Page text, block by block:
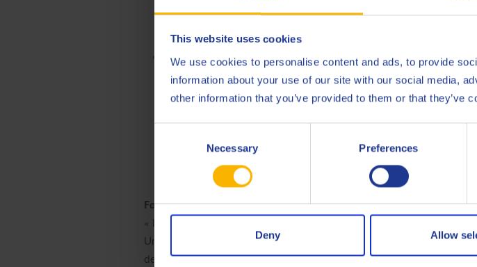
This website uses cookies
We use cookies to personalise content and ads, to provide
information about your use of our site with our social media,
other information that you’ve provided to them or that they’ve
Necessary Preferences
Deny Allow
Khaled Al-Mushaileh, Vice-président de
« Cette nouvelle usine de mélange de pointe, moderne, avec ses
jouer un rôle crucial dans l’histoire de la croissance et du succès
dans le
Fadel Al Faraj, Global Business Managing Director de Kuwait
« L’usine de mélange d’Anvers avait été construite à l’origine en
Unis. Q8Oils l’a acquise en 1983. Durant 33 ans, l’usine et ses 131
des lubrifiants. Ce que vous pouvez voir aujourd’hui est